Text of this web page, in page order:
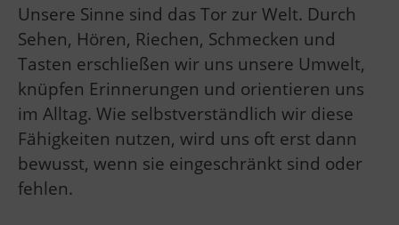
Unsere Sinne sind das Tor zur Welt. Durch
Sehen, Hören, Riechen, Schmecken und
Tasten erschließen wir uns unsere Umwelt,
knüpfen Erinnerungen und orientieren uns
im Alltag. Wie selbstverständlich wir diese
Fähigkeiten nutzen, wird uns oft erst dann
bewusst, wenn sie eingeschränkt sind oder
fehlen.